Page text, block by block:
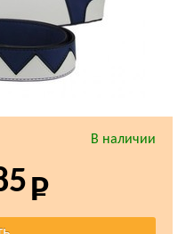
В наличии